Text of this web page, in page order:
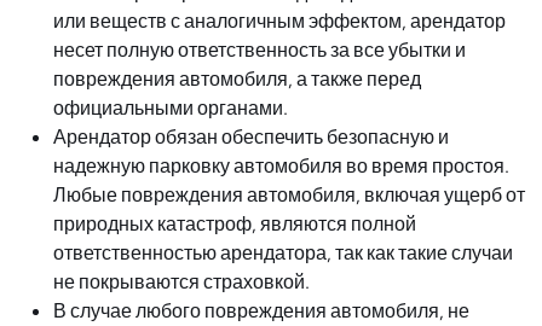
или веществ с аналогичным эффектом, арендатор
несет полную ответственность за все убытки и
повреждения автомобиля, а также перед
официальными органами.
Арендатор обязан обеспечить безопасную и
надежную парковку автомобиля во время простоя.
Любые повреждения автомобиля, включая ущерб от
природных катастроф, являются полной
ответственностью арендатора, так как такие случаи
не покрываются страховкой.
В случае любого повреждения автомобиля, не